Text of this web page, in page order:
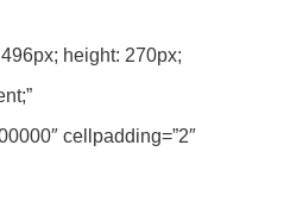
height: 270px;
cellpadding=”2″